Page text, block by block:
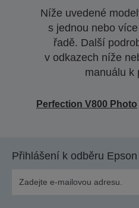
Níže uvedené
s jednou nebo
řadě. Další
v odkazech níže
manuálu k
Perfection V800 Photo
Přihlášení k odběru